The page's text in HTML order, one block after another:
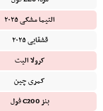
التیما مشکی ۲۰۲۵
قشقایی ۲۰۲۵
کرولا الیت
کمری چین
بنز C200 فول